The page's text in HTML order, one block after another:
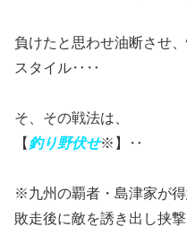
負けたと思わせ油断させ
スタイル‥‥
そ、その戦法は、
【 釣り野伏せ※】‥
※九州の覇者・島津家が得
敗走後に敵を誘き出し挟